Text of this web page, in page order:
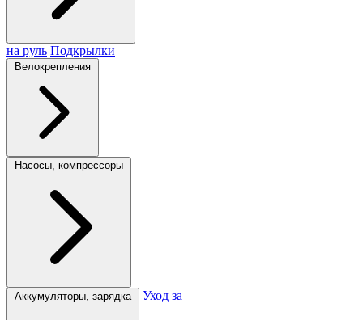
на руль Подкрылки
Велокрепления
Насосы, компрессоры
Аккумуляторы, зарядка Уход за